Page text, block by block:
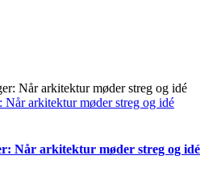
Når arkitektur møder streg og idé
Når arkitektur møder streg og idé